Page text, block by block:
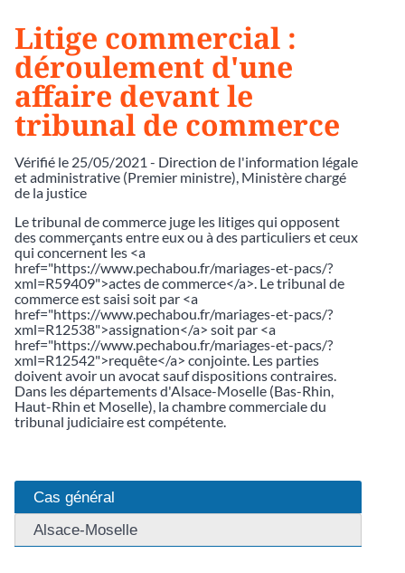
Litige commercial :
déroulement d'une
affaire devant le
tribunal de commerce
Vérifié le 25/05/2021 - Direction de l'information légale
et administrative (Premier ministre), Ministère chargé
de la justice
Le tribunal de commerce juge les litiges qui opposent
des commerçants entre eux ou à des particuliers et ceux
qui concernent les <a
href="https://www.pechabou.fr/mariages-et-pacs/?
xml=R59409">actes de commerce</a>. Le tribunal de
commerce est saisi soit par <a
href="https://www.pechabou.fr/mariages-et-pacs/?
xml=R12538">assignation</a> soit par <a
href="https://www.pechabou.fr/mariages-et-pacs/?
xml=R12542">requête</a> conjointe. Les parties
doivent avoir un avocat sauf dispositions contraires.
Dans les départements d'Alsace-Moselle (Bas-Rhin,
Haut-Rhin et Moselle), la chambre commerciale du
tribunal judiciaire est compétente.
Cas général
Alsace-Moselle